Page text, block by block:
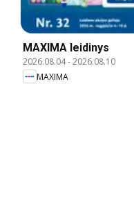
MAXIMA leidinys
2026.08.04-2026.08.10
MAXIMA